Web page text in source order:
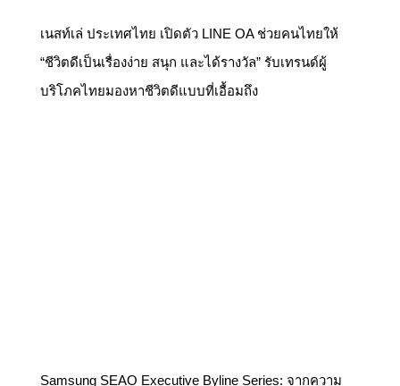
เนสท์เล่ ประเทศไทย เปิดตัว LINE OA ช่วยคนไทยให้
“ชีวิตดีเป็นเรื่องง่าย สนุก และได้รางวัล” รับเทรนด์ผู้
บริโภคไทยมองหาชีวิตดีแบบที่เอื้อมถึง
Samsung SEAO Executive Byline Series: จากความ